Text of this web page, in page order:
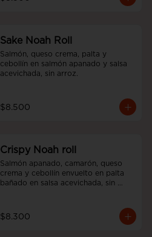
Sake Noah Roll
Salmón, queso crema, palta y
cebollín en salmón apanado y salsa
acevichada, sin arroz.
$8.500
Crispy Noah roll
Salmón apanado, camarón, queso
crema y cebollín envuelto en palta
bañado en salsa acevichada, sin
$8.300